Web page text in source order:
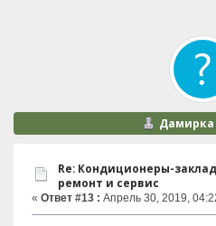
Re: Кондиционеры-
ремонт и сервис
« Ответ #13 : Апрель 30, 2019,